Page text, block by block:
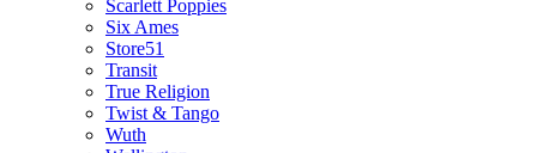
Scarlett Poppies
Six Ames
Store51
Transit
True Religion
Twist & Tango
Wuth